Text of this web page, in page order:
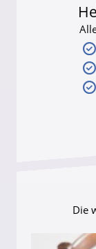
Die